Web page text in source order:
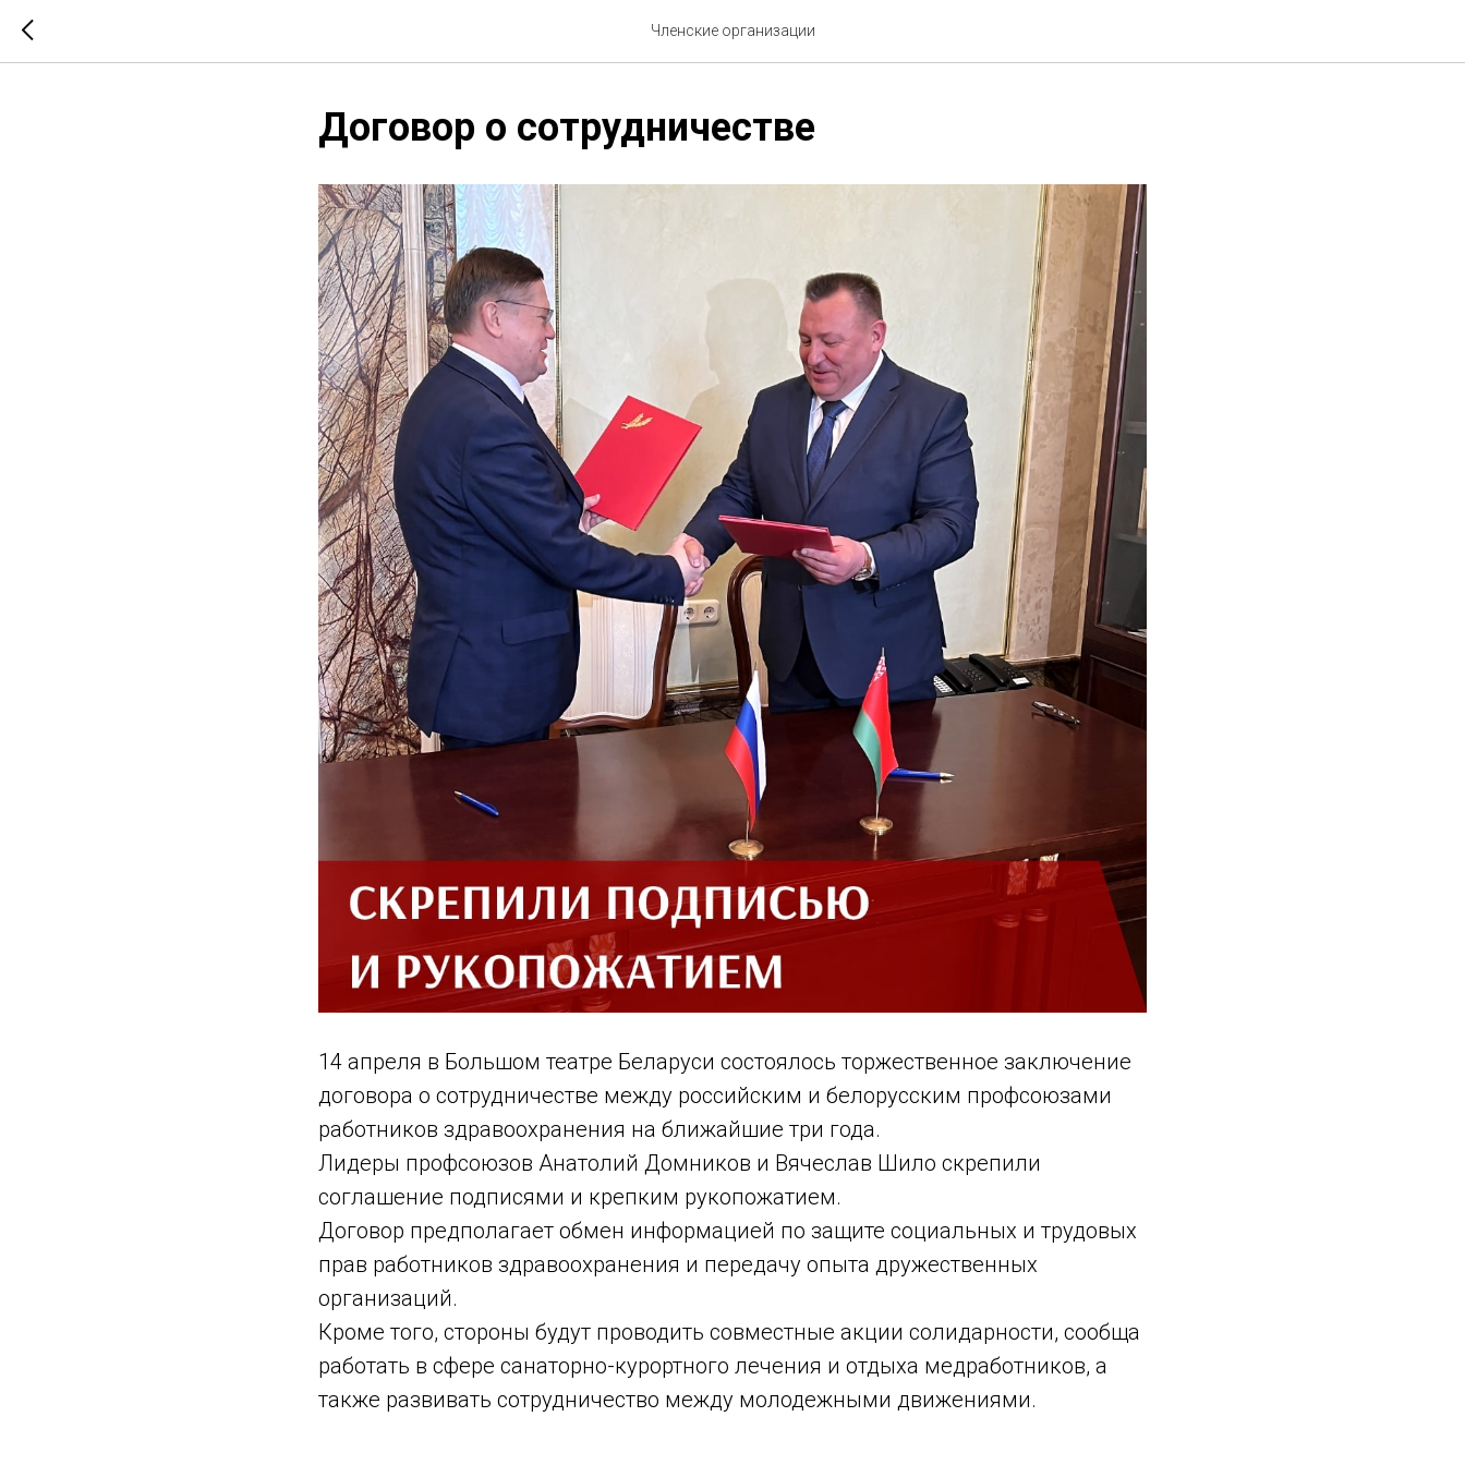
Членские организации
Договор о сотрудничестве
14 апреля в Большом театре Беларуси состоялось торжественное заключение
договора о сотрудничестве между российским и белорусским профсоюзами
работников здравоохранения на ближайшие три года.
Лидеры профсоюзов Анатолий Домников и Вячеслав Шило скрепили
соглашение подписями и крепким рукопожатием.
Договор предполагает обмен информацией по защите социальных и трудовых
прав работников здравоохранения и передачу опыта дружественных
организаций.
Кроме того, стороны будут проводить совместные акции солидарности, сообща
работать в сфере санаторно-курортного лечения и отдыха медработников, а
также развивать сотрудничество между молодежными движениями.